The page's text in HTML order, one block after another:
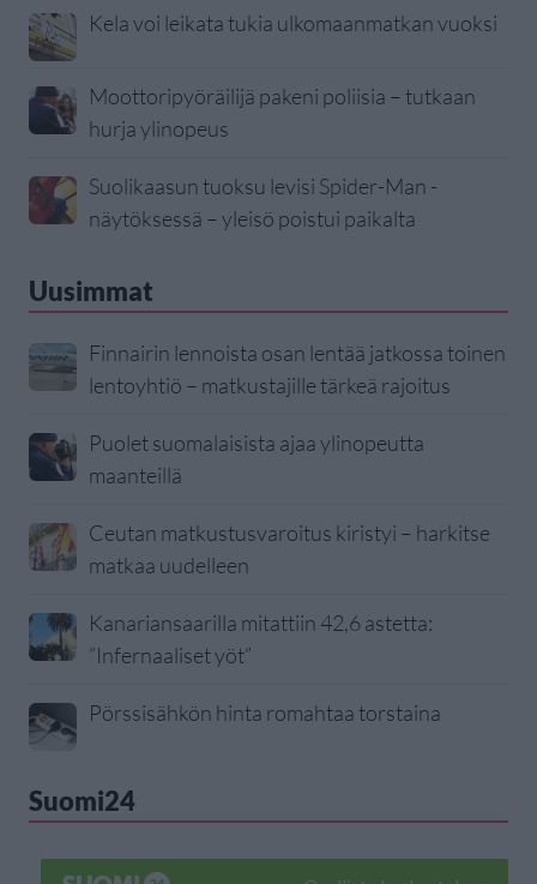
Kela voi leikata tukia ulkomaanmatkan vuoksi
Moottoripyöräilijä pakeni poliisia – tutkaan
hurja ylinopeus
Suolikaasun tuoksu levisi Spider-Man -
näytöksessä – yleisö poistui paikalta
Uusimmat
Finnairin lennoista osan lentää jatkossa toinen
lentoyhtiö – matkustajille tärkeä rajoitus
Puolet suomalaisista ajaa ylinopeutta
maanteillä
Ceutan matkustusvaroitus kiristyi – harkitse
matkaa uudelleen
Kanariansaarilla mitattiin 42,6 astetta:
”Infernaaliset yöt”
Pörssisähkön hinta romahtaa torstaina
Suomi24